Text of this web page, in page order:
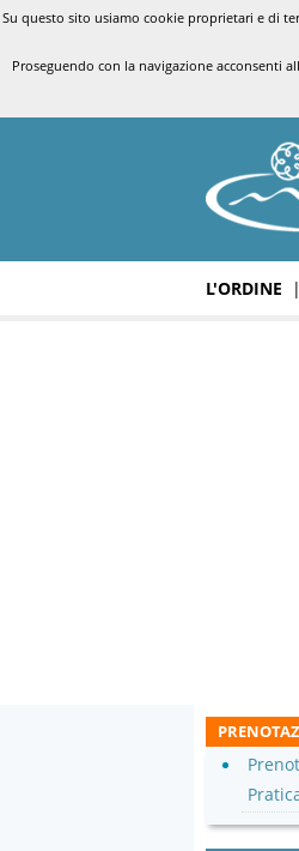
Su questo sito usiamo cookie proprietari e di
Proseguendo con la navigazione acconsenti
L'ORDINE |